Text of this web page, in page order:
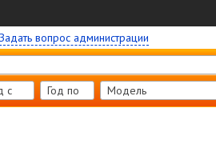
Задать вопрос администрации
c Год по Модель